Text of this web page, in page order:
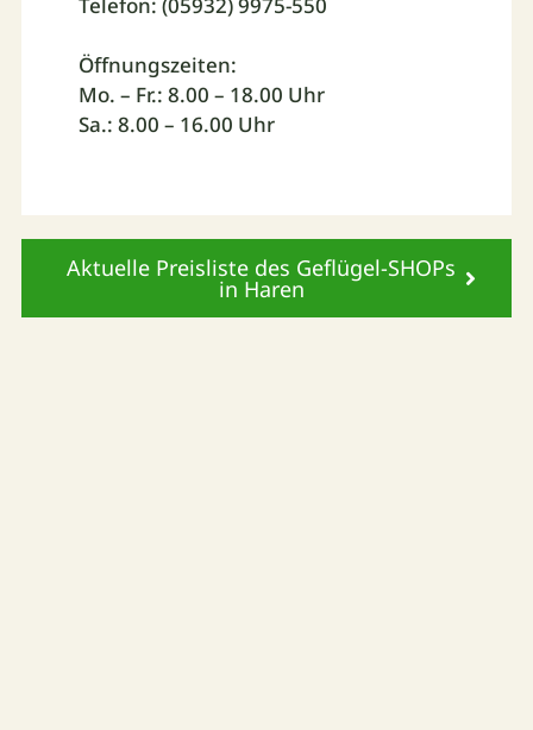
Öffnungszeiten:
Mo. – Fr.: 8.00 – 18.00 Uhr
Sa.: 8.00 – 16.00 Uhr
Aktuelle Preisliste des Geflügel-SHOPs
in Haren